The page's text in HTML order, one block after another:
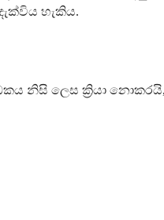
හැකිය.
නිසි ලෙස ක්‍රියා